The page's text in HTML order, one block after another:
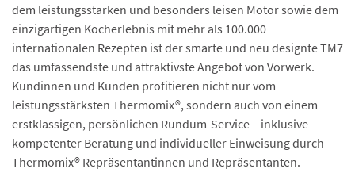
dem leistungsstarken und besonders leisen Motor sowie dem
einzigartigen Kocherlebnis mit mehr als 100.000
internationalen Rezepten ist der smarte und neu designte TM7
das umfassendste und attraktivste Angebot von Vorwerk.
Kundinnen und Kunden profitieren nicht nur vom
leistungsstärksten Thermomix®, sondern auch von einem
erstklassigen, persönlichen Rundum-Service – inklusive
kompetenter Beratung und individueller Einweisung durch
Thermomix® Repräsentantinnen und Repräsentanten.